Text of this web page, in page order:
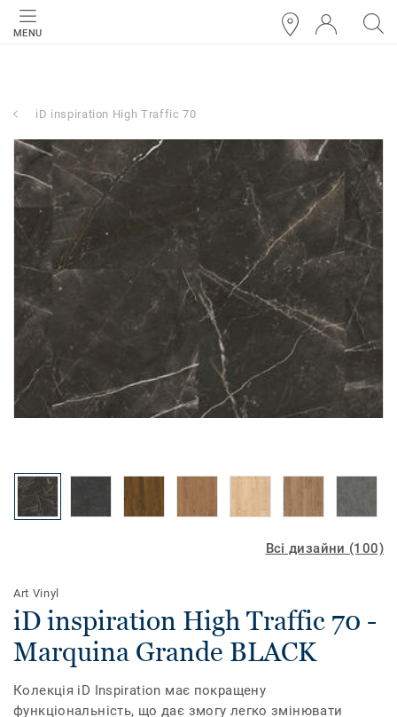
MENU
iD inspiration High Traffic 70
Всі дизайни (100)
Art Vinyl
iD inspiration High Traffic 70 -
Marquina Grande BLACK
Колекція iD Inspiration має покращену
функціональність, що дає змогу легко змінювати